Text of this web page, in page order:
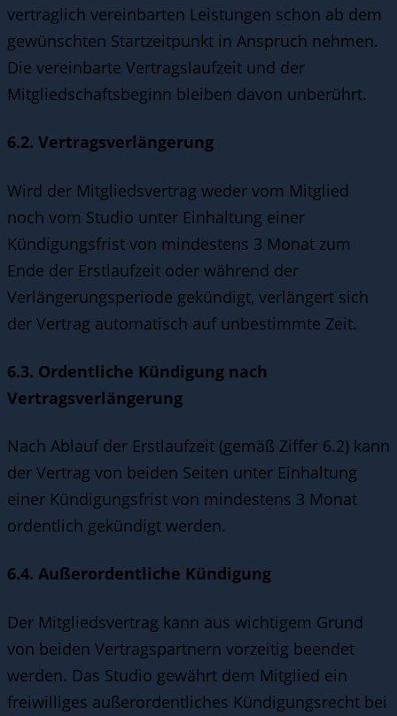
vertraglich vereinbarten Leistungen schon ab dem
gewünschten Startzeitpunkt in Anspruch nehmen.
Die vereinbarte Vertragslaufzeit und der
Mitgliedschaftsbeginn bleiben davon unberührt.
6.2. Vertragsverlängerung
Wird der Mitgliedsvertrag weder vom Mitglied
noch vom Studio unter Einhaltung einer
Kündigungsfrist von mindestens 3 Monat zum
Ende der Erstlaufzeit oder während der
Verlängerungsperiode gekündigt, verlängert sich
der Vertrag automatisch auf unbestimmte Zeit.
6.3. Ordentliche Kündigung nach
Vertragsverlängerung
Nach Ablauf der Erstlaufzeit (gemäß Ziffer 6.2) kann
der Vertrag von beiden Seiten unter Einhaltung
einer Kündigungsfrist von mindestens 3 Monat
ordentlich gekündigt werden.
6.4. Außerordentliche Kündigung
Der Mitgliedsvertrag kann aus wichtigem Grund
von beiden Vertragspartnern vorzeitig beendet
werden. Das Studio gewährt dem Mitglied ein
freiwilliges außerordentliches Kündigungsrecht bei